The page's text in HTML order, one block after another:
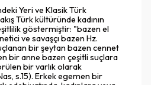
Yeri ve Klasik Türk
Türk kültüründe kadının
göstermiştir: "bazen el
ve savaşçı bazen Hz.
bir şeytan bazen cennet
bir anne bazen çeşitli suçlara
bir varlık olarak
s.15). Erkek egemen bir